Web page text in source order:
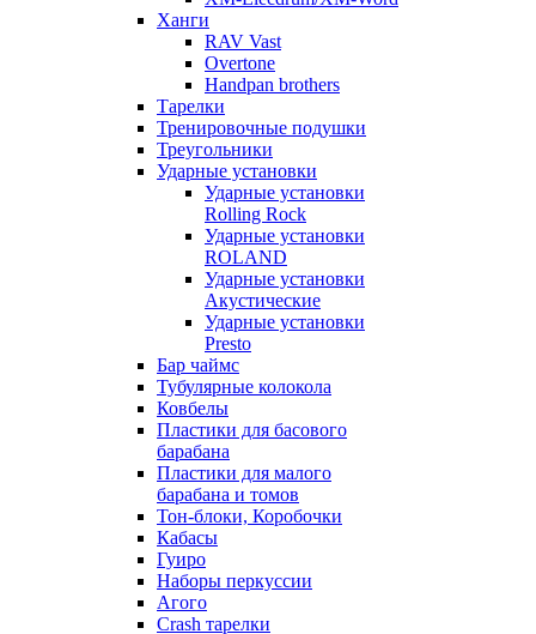
Ханги
RAV Vast
Overtone
Handpan brothers
Тарелки
Тренировочные подушки
Треугольники
Ударные установки
Ударные установки
Rolling Rock
Ударные установки
ROLAND
Ударные установки
Акустические
Ударные установки
Presto
Бар чаймс
Тубулярные колокола
Ковбелы
Пластики для басового
барабана
Пластики для малого
барабана и томов
Тон-блоки, Коробочки
Кабасы
Гуиро
Наборы перкуссии
Агого
Crash тарелки